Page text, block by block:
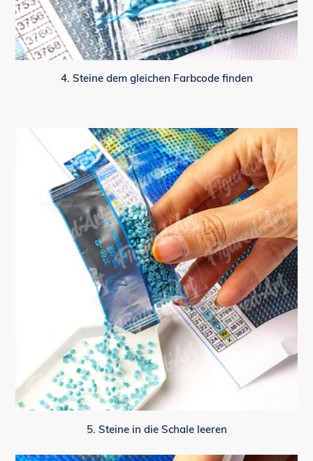
4. Steine dem gleichen Farbcode finden
5. Steine in die Schale leeren